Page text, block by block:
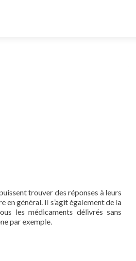
trouver des réponses à leurs
général. Il s’agit également de la
les médicaments délivrés sans
par exemple.